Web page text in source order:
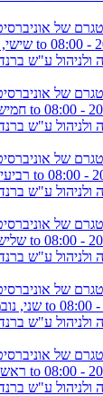
של
שישי,
ולניהול ע"ש
של
חמישי,
ולניהול ע"ש
של
רביעי,
ולניהול ע"ש
של
שלישי,
ולניהול ע"ש
של
שני, נובמבר 4,
ולניהול ע"ש
של
ראשון,
ולניהול ע"ש